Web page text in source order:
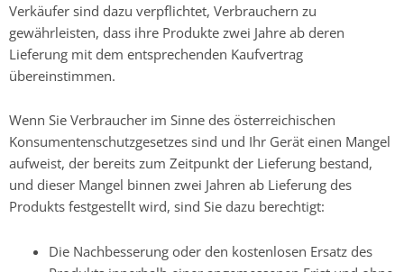
Verkäufer sind dazu verpflichtet, Verbrauchern zu
gewährleisten, dass ihre Produkte zwei Jahre ab deren
Lieferung mit dem entsprechenden Kaufvertrag
übereinstimmen.
Wenn Sie Verbraucher im Sinne des österreichischen
Konsumentenschutzgesetzes sind und Ihr Gerät einen Mangel
aufweist, der bereits zum Zeitpunkt der Lieferung bestand,
und dieser Mangel binnen zwei Jahren ab Lieferung des
Produkts festgestellt wird, sind Sie dazu berechtigt:
Die Nachbesserung oder den kostenlosen Ersatz des